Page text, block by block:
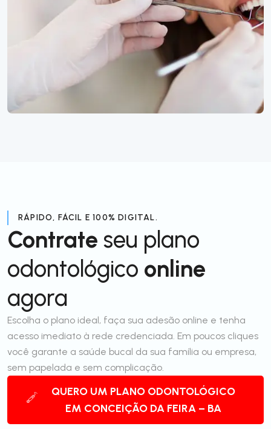
RÁPIDO, FÁCIL E 100% DIGITAL.
Contrate seu plano
odontológico online
agora
Escolha o plano ideal, faça sua adesão online e tenha
acesso imediato à rede credenciada. Em poucos cliques
você garante a saúde bucal da sua família ou empresa,
sem papelada e sem complicação.
QUERO UM PLANO ODONTOLÓGICO
EM CONCEIÇÃO DA FEIRA – BA